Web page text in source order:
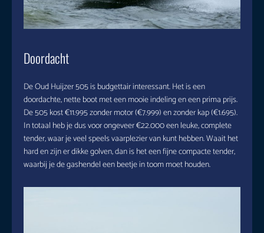
Doordacht
De Oud Huijzer 505 is budgettair interessant. Het is een
doordachte, nette boot met een mooie indeling en een prima prijs.
De 505 kost €11.995 zonder motor (€7.999) en zonder kap (€1.695).
In totaal heb je dus voor ongeveer €22.000 een leuke, complete
tender, waar je veel speels vaarplezier van kunt hebben. Waait het
hard en zijn er dikke golven, dan is het een fijne compacte tender,
waarbij je de gashendel een beetje in toom moet houden.